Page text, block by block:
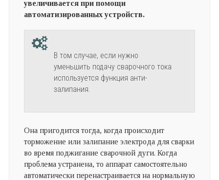
увеличивается при помощи
автоматизированных устройств.
В том случае, если нужно
уменьшить подачу сварочного тока
используется функция анти-
залипания.
Она пригодится тогда, когда происходит
торможение или залипание электрода для сварки
во время поджигание сварочной дуги. Когда
проблема устранена, то аппарат самостоятельно
автоматически перенастраивается на нормальную